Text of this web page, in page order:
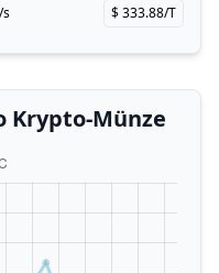
Price per hash!
$ 333.88/T
s
Krypto-Münze